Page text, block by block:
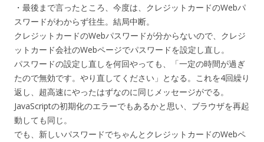
・最後まで言ったところ、今度は、クレジットカードのWebパ
スワードがわからず往生。結局中断。
クレジットカードのWebパスワードが分からないので、クレジ
ットカード会社のWebページでパスワードを設定し直し。
パスワードの設定し直しを何回やっても、「一定の時間が過ぎ
たので無効です。やり直してください」となる。これを4回繰り
返し、超高速にやったはずなのに同じメッセージがでる。
JavaScriptの初期化のエラーでもあるかと思い、ブラウザを再起
動しても同じ。
でも、新しいパスワードでちゃんとクレジットカードのWebペ